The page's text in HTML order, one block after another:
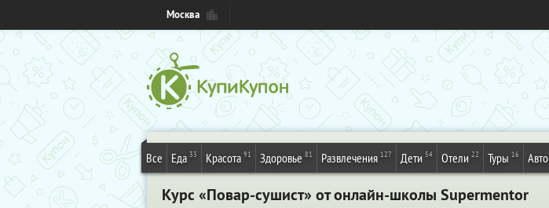
Москва
Все Еда 33 Красота 91 Здоровье 81 Развлечения 127 Дети 54 Отели 22 Туры 16 Авто
Курс «Повар-сушист» от онлайн-школы Supermentor